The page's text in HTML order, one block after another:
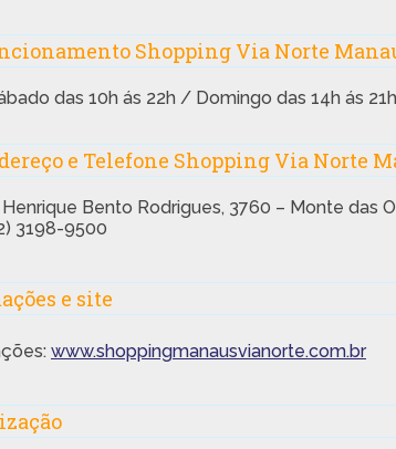
Shopping Via Norte
das 10h ás 22h / Domingo das 14h ás 21h
e Telefone Shopping Via Norte
Henrique Bento Rodrigues, 3760 – Monte das
3198-9500
e site
www.shoppingmanausvianorte.com.br